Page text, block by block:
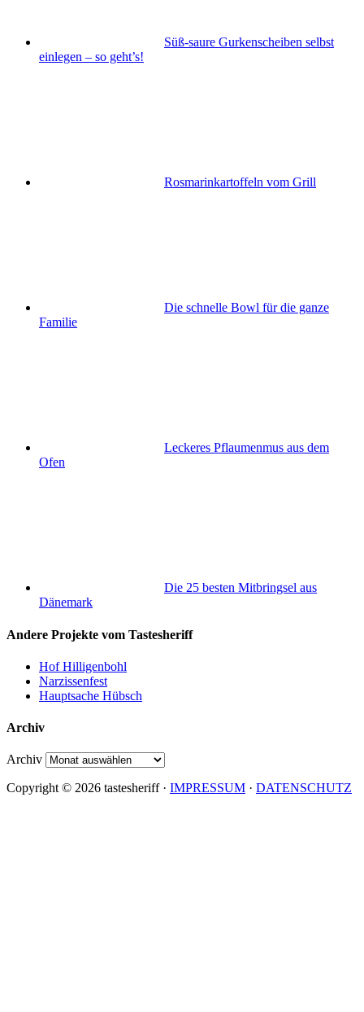
Süß-saure Gurkenscheiben selbst
einlegen – so geht’s!
Rosmarinkartoffeln vom Grill
Die schnelle Bowl für die ganze
Familie
Leckeres Pflaumenmus aus dem
Ofen
Die 25 besten Mitbringsel aus
Dänemark
Andere Projekte vom Tastesheriff
Hof Hilligenbohl
Narzissenfest
Hauptsache Hübsch
Archiv
Archiv
Copyright © 2026 tastesheriff · IMPRESSUM · DATENSCHUTZ